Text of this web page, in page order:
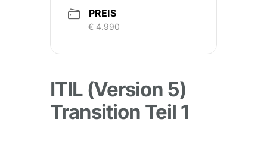
PREIS
€ 4.990
ITIL (Version 5)
Transition Teil 1